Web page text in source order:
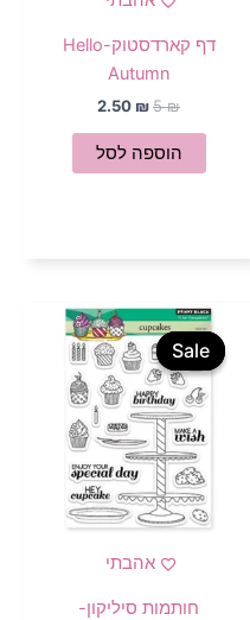
דף קארדסטוק-Hello
Autumn
5₪
2.50 ₪
הוספה לסל
Sale
אהבתי
Sale
חותמות סיליקון-
המחיר
המקורי
היה:
89 ₪.
המחיר
הנוכחי
הוא:
45 ₪.